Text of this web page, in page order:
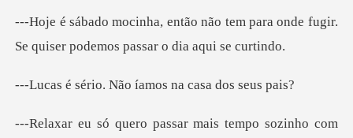
tem para onde fugir.
Se quiser pod
. Não íamos na c
ero passar mais tem